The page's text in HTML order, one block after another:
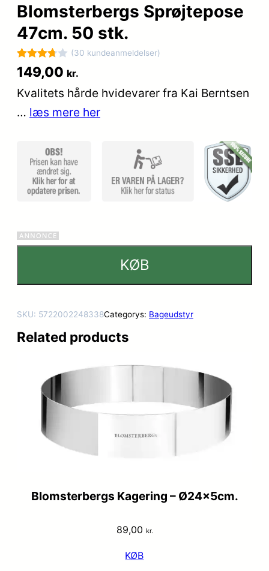
Blomsterbergs Sprøjtepose
47cm. 50 stk.
Bedømt
3.7ud
af 5
30
kundebed
ømmels
(30 kundeanmeldelser)
149,00 kr.
Kvalitets hårde hvidevarer fra Kai Berntsen
… læs mere her
KØB
SKU: 5722002248338Categorys: Bageudstyr
Related products
Blomsterbergs Kagering – Ø24x5cm.
89,00 kr.
KØB